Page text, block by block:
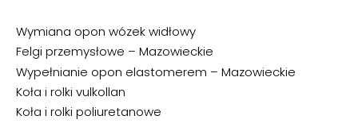
Wymiana opon wózek widłowy
Felgi przemysłowe – Mazowieckie
Wypełnianie opon elastomerem – Mazowieckie
Koła i rolki vulkollan
Koła i rolki poliuretanowe